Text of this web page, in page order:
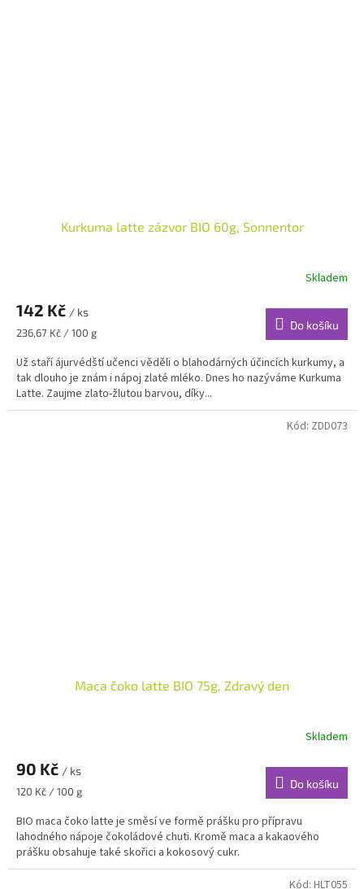
Kurkuma latte zázvor BIO 60g, Sonnentor
Skladem
142 Kč / ks
Měrná
236,67 Kč / 100 g
Do košíku
Už staří ájurvédští učenci věděli o blahodárných účincích kurkumy, a
tak dlouho je znám i nápoj zlaté mléko. Dnes ho nazýváme Kurkuma
Latte. Zaujme zlato-žlutou barvou, díky...
Maca čoko latte BIO 75g, Zdravý den
Skladem
90 Kč / ks
Měrná
120 Kč / 100 g
Do košíku
BIO maca čoko latte je směsí ve formě prášku pro přípravu
lahodného nápoje čokoládové chuti. Kromě maca a kakaového
prášku obsahuje také skořici a kokosový cukr.
Kód: ZDD073
Kód: HLT055